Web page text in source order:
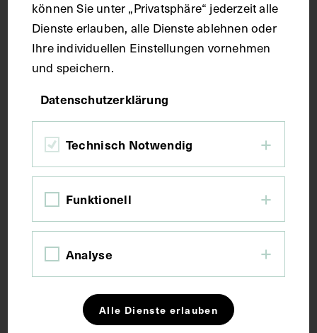
Technik
Druck
Maße
Bildmaß 24,5 x 16,1 cm
Kurzbeschreibung
Naturforscher, in: Beilage zur Münchener
medizinischen Wochenschrift.
Schlagwörter
können Sie unter „Privatsphäre“ jederzeit alle
Dienste erlauben, alle Dienste ablehnen oder
Ihre individuellen Einstellungen vornehmen
und speichern.
Datenschutzerklärung
Technisch Notwendig
Funktionell
Analyse
Alle Dienste erlauben